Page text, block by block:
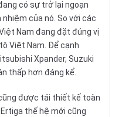
có sự trở lại ngoạn
của nó. So với các
Nam đang đặt đúng vị
Việt Nam. Để cạnh
Xpander, Suzuki
thấp hơn đáng kể.
được tái thiết kế toàn
thế hệ mới cũng